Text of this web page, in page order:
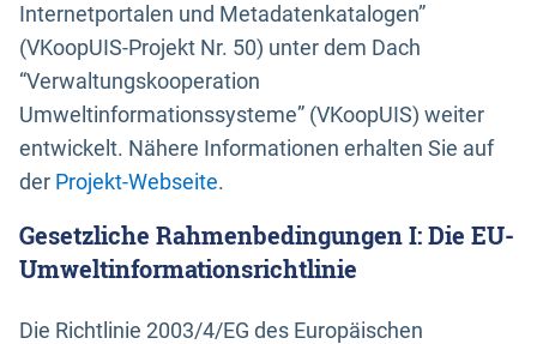
Internetportalen und Metadatenkatalogen”
(VKoopUIS-Projekt Nr. 50) unter dem Dach
“Verwaltungskooperation
Umweltinformationssysteme” (VKoopUIS) weiter
entwickelt. Nähere Informationen erhalten Sie auf
der Projekt-Webseite.
Gesetzliche Rahmenbedingungen I: Die EU-
Umweltinformationsrichtlinie
Die Richtlinie 2003/4/EG des Europäischen